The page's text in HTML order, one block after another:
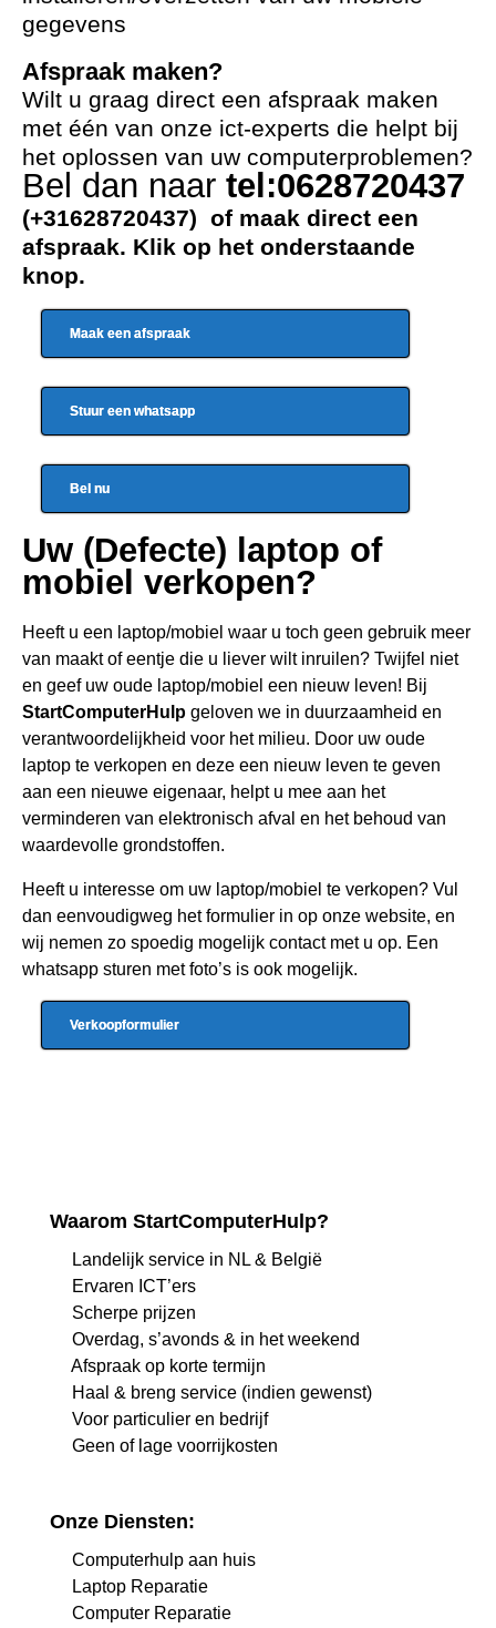
gegevens
Afspraak maken?
Wilt u graag direct een afspraak maken
met één van onze ict-experts die helpt bij
het oplossen van uw computerproblemen?
Bel dan naar tel:0628720437
(+31628720437) of maak direct een
afspraak. Klik op het onderstaande
knop.
Maak een afspraak
Stuur een whatsapp
Bel nu
Uw (Defecte) laptop of
mobiel verkopen?
Heeft u een laptop/mobiel waar u toch geen gebruik meer
van maakt of eentje die u liever wilt inruilen? Twijfel niet
en geef uw oude laptop/mobiel een nieuw leven! Bij
StartComputerHulp geloven we in duurzaamheid en
verantwoordelijkheid voor het milieu. Door uw oude
laptop te verkopen en deze een nieuw leven te geven
aan een nieuwe eigenaar, helpt u mee aan het
verminderen van elektronisch afval en het behoud van
waardevolle grondstoffen.
Heeft u interesse om uw laptop/mobiel te verkopen? Vul
dan eenvoudigweg het formulier in op onze website, en
wij nemen zo spoedig mogelijk contact met u op. Een
whatsapp sturen met foto’s is ook mogelijk.
Verkoopformulier
Waarom StartComputerHulp?
Landelijk service in NL & België
Ervaren ICT’ers
Scherpe prijzen
Overdag, s’avonds & in het weekend
Afspraak op korte termijn
Haal & breng service (indien gewenst)
Voor particulier en bedrijf
Geen of lage voorrijkosten
Onze Diensten:
Computerhulp aan huis
Laptop Reparatie
Computer Reparatie